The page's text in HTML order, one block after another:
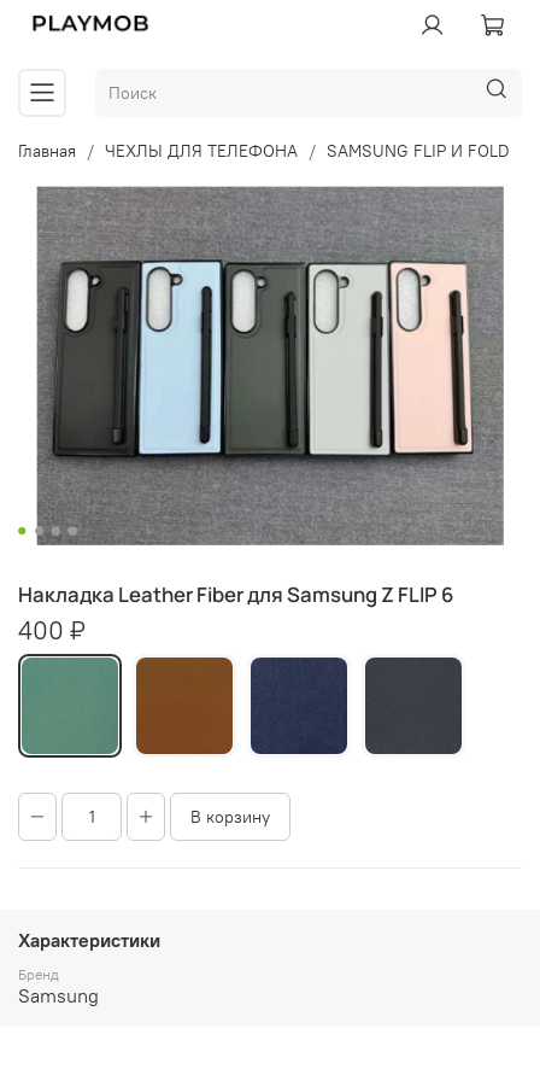
Главная ЧЕХЛЫ ДЛЯ ТЕЛЕФОНА SAMSUNG FLIP И FOLD
Накладка Leather Fiber для Samsung Z FLIP 6
400 ₽
В корзину
Характеристики
Бренд
Samsung